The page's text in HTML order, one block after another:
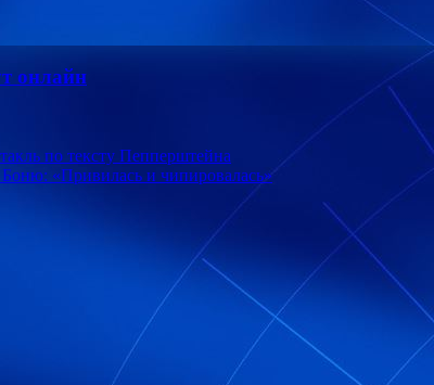
онлайн
по тексту Пепперштейна
«Привилась и чипировалась»